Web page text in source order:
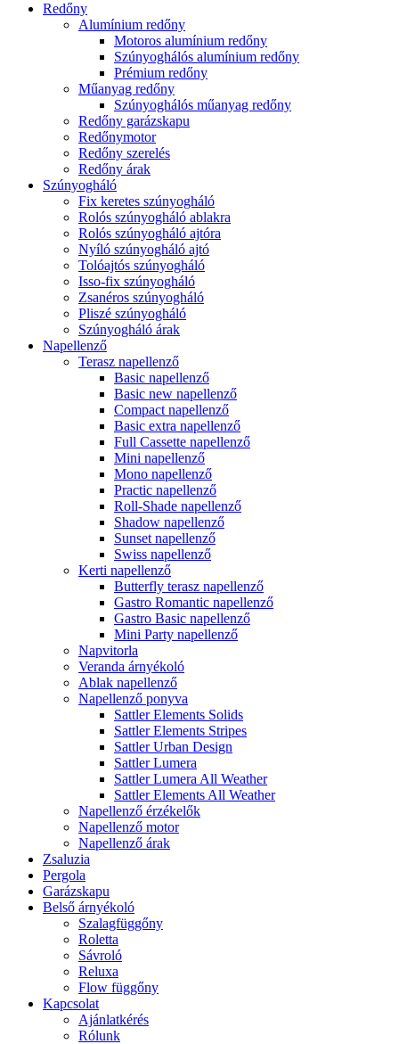
Redőny
Alumínium redőny
Motoros alumínium redőny
Szúnyoghálós alumínium redőny
Prémium redőny
Műanyag redőny
Szúnyoghálós műanyag redőny
Redőny garázskapu
Redőnymotor
Redőny szerelés
Redőny árak
Szúnyogháló
Fix keretes szúnyogháló
Rolós szúnyogháló ablakra
Rolós szúnyogháló ajtóra
Nyíló szúnyogháló ajtó
Tolóajtós szúnyogháló
Isso-fix szúnyogháló
Zsanéros szúnyogháló
Pliszé szúnyogháló
Szúnyogháló árak
Napellenző
Terasz napellenző
Basic napellenző
Basic new napellenző
Compact napellenző
Basic extra napellenző
Full Cassette napellenző
Mini napellenző
Mono napellenző
Practic napellenző
Roll-Shade napellenző
Shadow napellenző
Sunset napellenző
Swiss napellenző
Kerti napellenző
Butterfly terasz napellenző
Gastro Romantic napellenző
Gastro Basic napellenző
Mini Party napellenző
Napvitorla
Veranda árnyékoló
Ablak napellenző
Napellenző ponyva
Sattler Elements Solids
Sattler Elements Stripes
Sattler Urban Design
Sattler Lumera
Sattler Lumera All Weather
Sattler Elements All Weather
Napellenző érzékelők
Napellenző motor
Napellenző árak
Zsaluzia
Pergola
Garázskapu
Belső árnyékoló
Szalagfüggőny
Roletta
Sávroló
Reluxa
Flow függőny
Kapcsolat
Ajánlatkérés
Rólunk